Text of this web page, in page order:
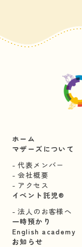
ホーム
マザーズについて
代表メンバー
会社概要
アクセス
イベント託児®︎
法人のお客様へ
一時預かり
English academy
お知らせ